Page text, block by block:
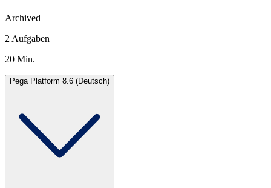
Archived
2 Aufgaben
20 Min.
Pega Platform 8.6 (Deutsch)